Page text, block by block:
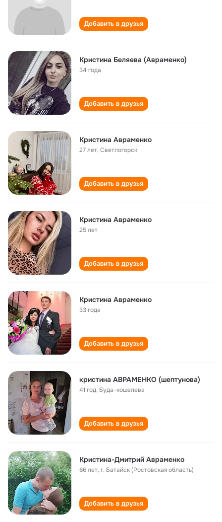
Добавить в друзья
Кристина Беляева (Авраменко)
34 года
Добавить в друзья
Кристина Авраменко
27 лет,Светлогорск
Добавить в друзья
Кристина Авраменко
25 лет
Добавить в друзья
Кристина Авраменко
33 года
Добавить в друзья
кристина АВРАМЕНКО (шептунова)
41 год, Буда-кошелева
Добавить в друзья
Кристина-Дмитрий Авраменко
66 лет,г. Батайск (Ростовская область)
Добавить в друзья